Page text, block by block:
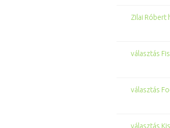
Zilai Róbert
választás
választás
választás